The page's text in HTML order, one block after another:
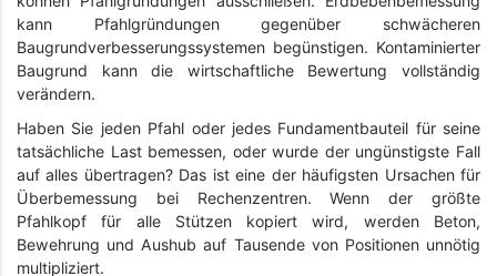
kann Pfahlgründungen gegenüber schwächeren
Baugrundverbesserungssystemen begünstigen. Kontaminierter
Baugrund kann die wirtschaftliche Bewertung vollständig
verändern.
Haben Sie jeden Pfahl oder jedes Fundamentbauteil für seine
tatsächliche Last bemessen, oder wurde der ungünstigste Fall
auf alles übertragen? Das ist eine der häufigsten Ursachen für
Überbemessung bei Rechenzentren. Wenn der größte
Pfahlkopf für alle Stützen kopiert wird, werden Beton,
Bewehrung und Aushub auf Tausende von Positionen unnötig
multipliziert.